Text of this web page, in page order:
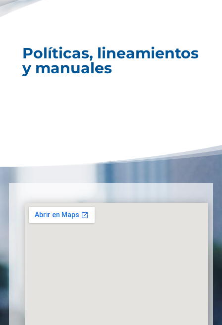
Políticas, lineamientos
y manuales